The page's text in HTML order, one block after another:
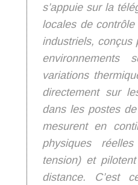
s’appuie sur la
locales de
industriels, conçus
environnements
variations
directement sur
dans les postes
mesurent en
physiques
tension) et
distance. C’est